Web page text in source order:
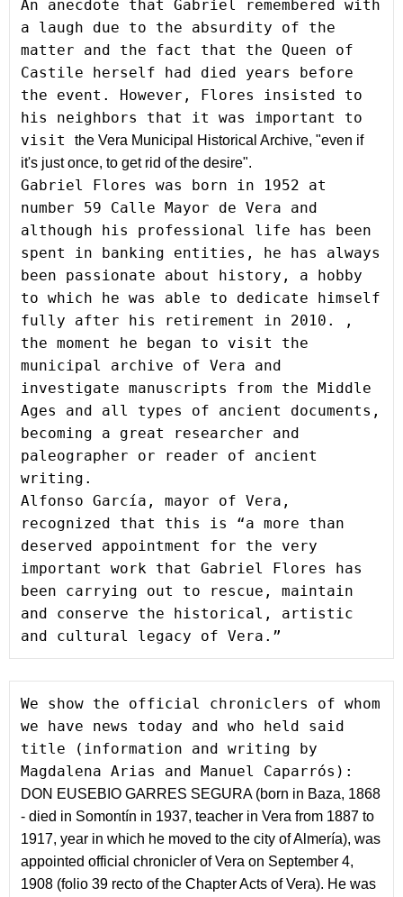
An anecdote that Gabriel remembered with
a laugh due to the absurdity of the
matter and the fact that the Queen of
Castile herself had died years before
the event. However, Flores insisted to
his neighbors that it was important to
visit the Vera Municipal Historical Archive, "even if
it's just once, to get rid of the desire".
Gabriel Flores was born in 1952 at
number 59 Calle Mayor de Vera and
although his professional life has been
spent in banking entities, he has always
been passionate about history, a hobby
to which he was able to dedicate himself
the moment
he began to visit the
municipal archive of Vera and
investigate manuscripts from the Middle
Ages and all types of ancient documents,
becoming a great researcher and
paleographer or reader of ancient
writing.
Alfonso García, mayor of Vera,
recognized that this is “a more than
deserved appointment for the very
important work that Gabriel Flores has
been carrying out to rescue, maintain
and conserve the historical, artistic
and cultural legacy of Vera.”
We show the official chroniclers of whom
we have news today and who held said
title (information and writing by
Magdalena Arias and Manuel Caparrós):
DON EUSEBIO GARRES SEGURA (born in Baza, 1868
- died in Somontín in 1937, teacher in Vera from 1887 to
1917, year in which he moved to the city of Almería), was
appointed official chronicler of Vera on September 4,
1908 (folio 39 recto of the Chapter Acts of Vera). He was